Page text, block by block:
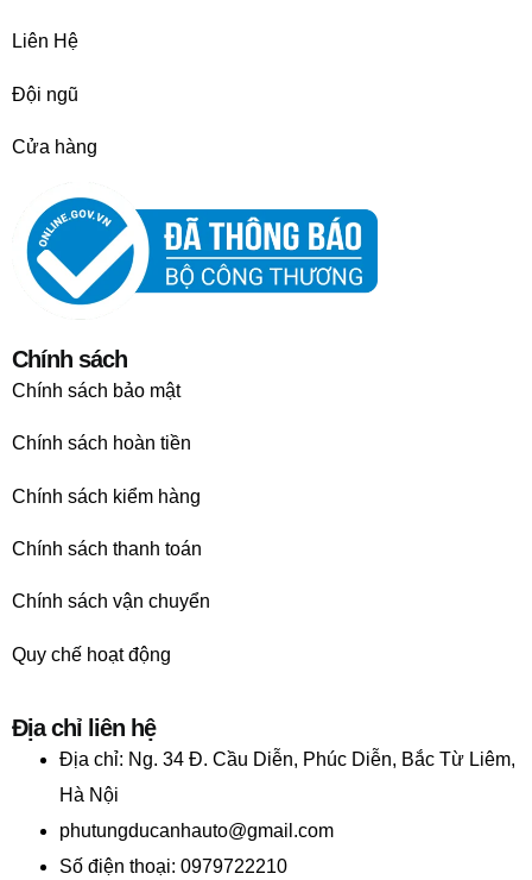
Liên Hệ
Đội ngũ
Cửa hàng
Chính sách
Chính sách bảo mật
Chính sách hoàn tiền
Chính sách kiểm hàng
Chính sách thanh toán
Chính sách vận chuyển
Quy chế hoạt động
Địa chỉ liên hệ
Địa chỉ: Ng. 34 Đ. Cầu Diễn, Phúc Diễn, Bắc Từ Liêm,
Hà Nội
phutungducanhauto@gmail.com
Số điện thoại: 0979722210